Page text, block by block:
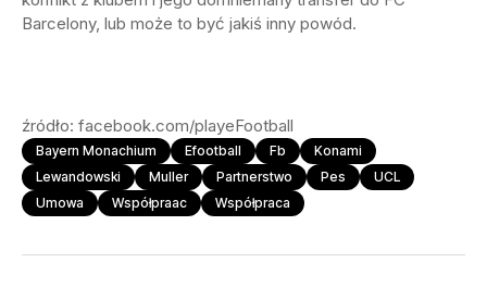
Barcelony, lub może to być jakiś inny powód.
źródło: facebook.com/playeFootball
Bayern Monachium Efootball Fb
Konami
Lewandowski
Muller Partnerstwo Pes
UCL
Umowa
Współpraac Współpraca